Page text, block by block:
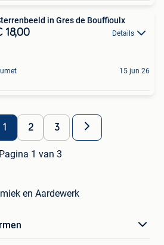
in Gres de Bouffioulx
18,00 Details
15 jun 26
1 2 3
Pagina 1 van 3
en Aardewerk